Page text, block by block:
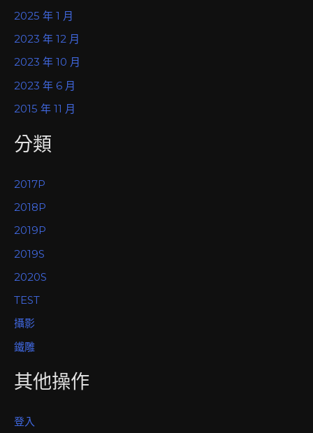
2025 年 1 月
2023 年 12 月
2023 年 10 月
2023 年 6 月
2015 年 11 月
分類
2017P
2018P
2019P
2019S
2020S
TEST
攝影
鐵雕
其他操作
登入